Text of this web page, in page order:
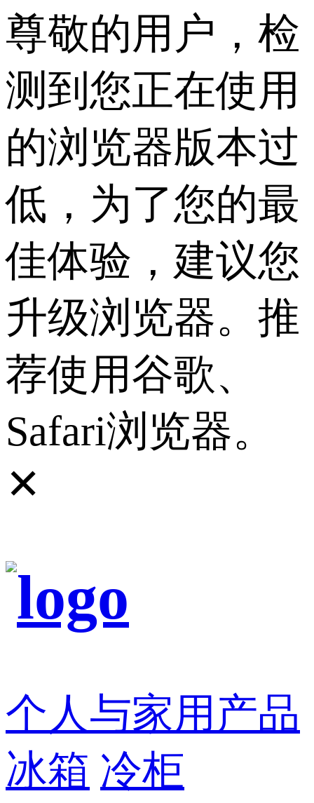
尊敬的用户，检
测到您正在使用
的浏览器版本过
低，为了您的最
佳体验，建议您
升级浏览器。推
荐使用谷歌、
Safari浏览器。
✕
个人与家用产品
冰箱 冷柜